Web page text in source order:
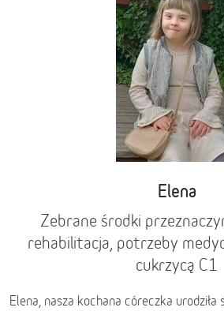
Elena
Zebrane środki
rehabilitacja, potrzeby
cukrzycą C1
Elena, nasza kochana córeczka urodziła